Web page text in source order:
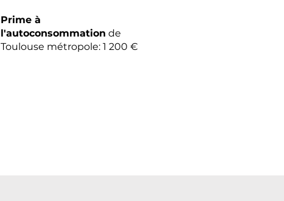
Prime à
l'autoconsommation de
Toulouse métropole: 1 200 €